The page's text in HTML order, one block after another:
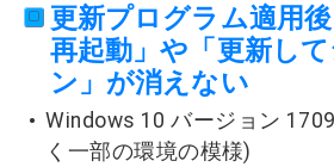
更新プログラム適用
再起動」や「更新し
ン」が消えない
Windows 10 バージョン
く一部の環境の模様)